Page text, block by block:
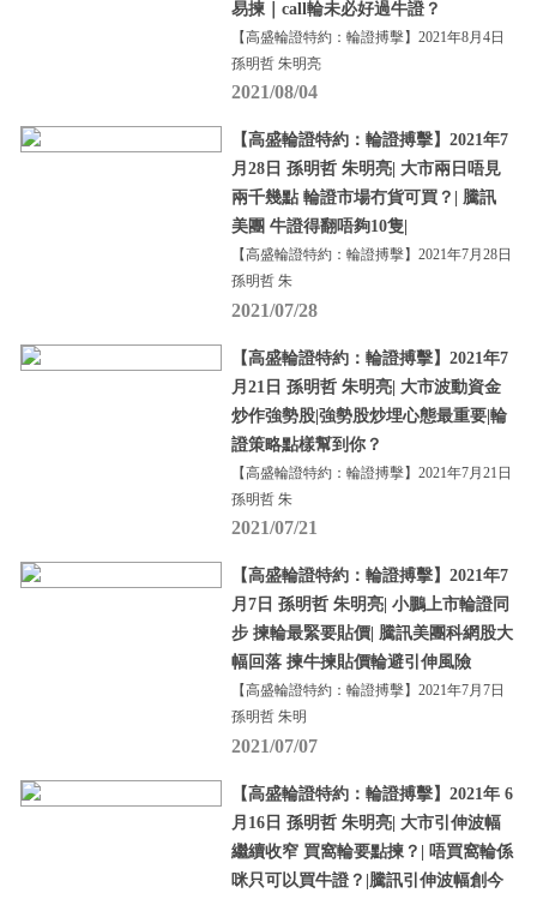
易揀｜call輪未必好過牛證？
【高盛輪證特約：輪證搏擊】2021年8月4日
孫明哲 朱明亮
2021/08/04
【高盛輪證特約：輪證搏擊】2021年7
月28日 孫明哲 朱明亮| 大市兩日唔見
兩千幾點 輪證市場冇貨可買？| 騰訊
美團 牛證得翻唔夠10隻|
【高盛輪證特約：輪證搏擊】2021年7月28日
孫明哲 朱
2021/07/28
【高盛輪證特約：輪證搏擊】2021年7
月21日 孫明哲 朱明亮| 大市波動資金
炒作強勢股|強勢股炒埋心態最重要|輪
證策略點樣幫到你？
【高盛輪證特約：輪證搏擊】2021年7月21日
孫明哲 朱
2021/07/21
【高盛輪證特約：輪證搏擊】2021年7
月7日 孫明哲 朱明亮| 小鵬上市輪證同
步 揀輪最緊要貼價| 騰訊美團科網股大
幅回落 揀牛揀貼價輪避引伸風險
【高盛輪證特約：輪證搏擊】2021年7月7日
孫明哲 朱明
2021/07/07
【高盛輪證特約：輪證搏擊】2021年 6
月16日 孫明哲 朱明亮| 大市引伸波幅
繼續收窄 買窩輪要點揀？| 唔買窩輪係
咪只可以買牛證？|騰訊引伸波幅創今